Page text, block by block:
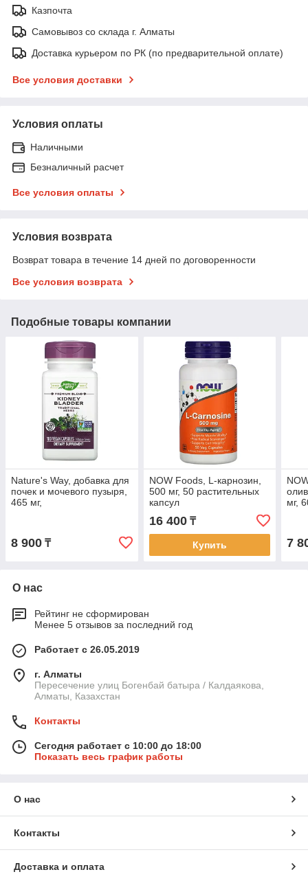
Казпочта
Самовывоз со склада г. Алматы
Доставка курьером по РК (по предварительной оплате)
Все условия доставки
Условия оплаты
Наличными
Безналичный расчет
Все условия оплаты
Условия возврата
Возврат товара в течение 14 дней по договоренности
Все условия возврата
Подобные товары компании
Nature's Way, добавка для
почек и мочевого пузыря,
465 мг,
8 900 ₸
NOW Foods, L-карнозин,
500 мг, 50 растительных
капсул
16 400₸
Купить
мг,
7
О нас
Рейтинг не сформирован
Менее 5 отзывов за последний год
Работает с 26.05.2019
г. Алматы
Пересечение улиц Богенбай батыра / Калдаякова,
Алматы, Казахстан
Контакты
Сегодня работает с 10:00 до 18:00
Показать весь график работы
О нас
Контакты
Доставка и оплата